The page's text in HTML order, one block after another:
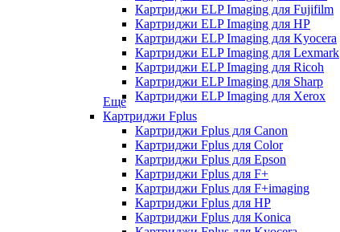
Картриджи ELP Imaging для Fujifilm
Картриджи ELP Imaging для HP
Картриджи ELP Imaging для Kyocera
Картриджи ELP Imaging для Lexmark
Картриджи ELP Imaging для Ricoh
Картриджи ELP Imaging для Sharp
Картриджи ELP Imaging для Xerox
Еще
Картриджи Fplus
Картриджи Fplus для Canon
Картриджи Fplus для Color
Картриджи Fplus для Epson
Картриджи Fplus для F+
Картриджи Fplus для F+imaging
Картриджи Fplus для HP
Картриджи Fplus для Konica